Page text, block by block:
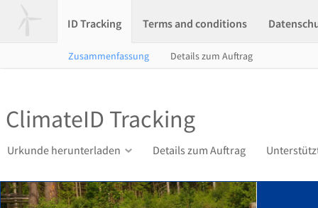
ID Tracking Terms and conditions
Zusammenfassung Details zum Auftrag
ClimateID Tracking
Urkunde herunterladen Details zum Auftrag